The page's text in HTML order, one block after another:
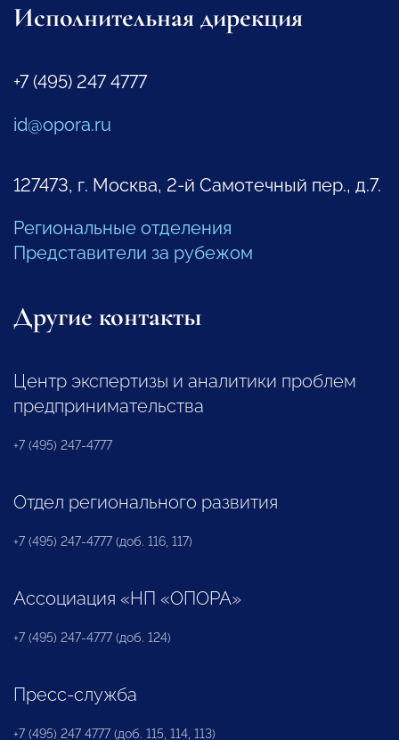
Исполнительная дирекция
+7 (495) 247 4777
id@opora.ru
127473, г. Москва, 2-й Самотечный пер., д.7.
Региональные отделения
Представители за рубежом
Другие контакты
Центр экспертизы и аналитики проблем
предпринимательства
+7 (495) 247-4777
Отдел регионального развития
+7 (495) 247-4777 (доб. 116, 117)
Ассоциация «НП «ОПОРА»
+7 (495) 247-4777 (доб. 124)
Пресс-служба
+7 (495) 247 4777 (доб. 115, 114, 113)